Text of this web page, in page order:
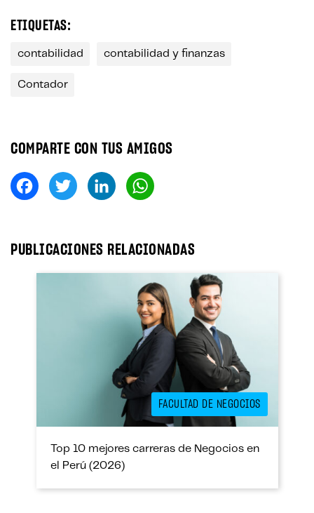
ETIQUETAS:
contabilidad contabilidad y finanzas
Contador
COMPARTE CON TUS AMIGOS
Fa
ce
ok
T
wi
er
Li
nk
In
A
pp
PUBLICACIONES RELACIONADAS
FACULTAD DE NEGOCIOS
Top 10 mejores carreras de Negocios en
el Perú (2026)